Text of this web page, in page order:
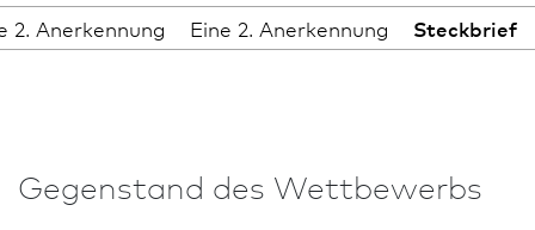
2. Anerkennung
Eine 2. Anerkennung Steckbrief
Gegenstand des Wettbewerbs